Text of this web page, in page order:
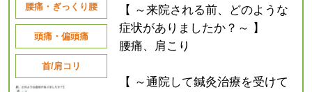
腰痛・ぎっくり腰
頭痛・偏頭痛
首/肩コリ
【 ～来院される前、どのような
症状がありましたか？～ 】
腰痛、肩こり
【 ～通院して鍼灸治療を受けて